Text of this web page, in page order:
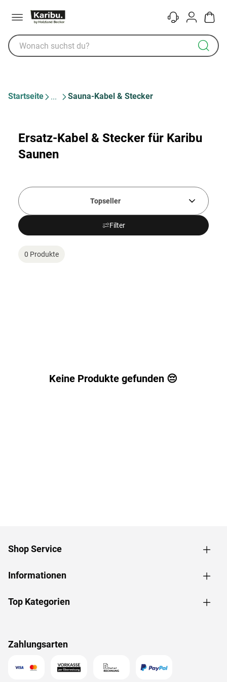
KontaktKonto
Startseite Sauna-Kabel & Stecker
Ersatz-Kabel & Stecker für Karibu
Saunen
Topseller
Filter
0 Produkte
Keine Produkte gefunden 😔
Shop Service
Informationen
Top Kategorien
Zahlungsarten